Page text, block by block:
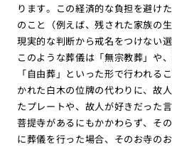
ります。この経済的な負担を避け
のこと（例えば、残された家族の
現実的な判断から戒名をつけない
このような葬儀は「無宗教葬」や
「自由葬」といった形で行われる
かれた白木の位牌の代わりに、故
たプレートや、故人が好きだった
菩提寺があるにもかかわらず、そ
に葬儀を行った場合、そのお寺の